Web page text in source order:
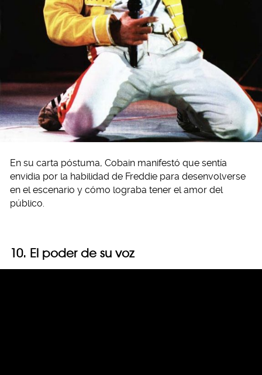
En su carta póstuma, Cobain manifestó que sentía
envidia por la habilidad de Freddie para desenvolverse
en el escenario y cómo lograba tener el amor del
público.
10. El poder de su voz